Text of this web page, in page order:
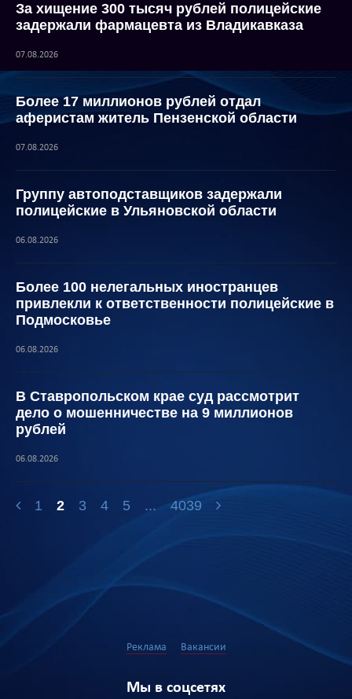
За хищение 300 тысяч рублей полицейские
задержали фармацевта из Владикавказа
07.08.2026
Более 17 миллионов рублей отдал
аферистам житель Пензенской области
07.08.2026
Группу автоподставщиков задержали
полицейские в Ульяновской области
06.08.2026
Более 100 нелегальных иностранцев
привлекли к ответственности полицейские в
Подмосковье
06.08.2026
В Ставропольском крае суд рассмотрит
дело о мошенничестве на 9 миллионов
рублей
06.08.2026
1 2 3 4 5 ... 4039
Реклама Вакансии
Мы в соцсетях